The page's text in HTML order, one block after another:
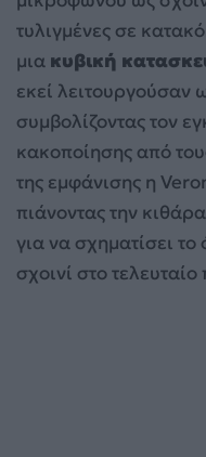
τυλιγμένες σε
μια κυβική
εκεί
συμβολίζοντας τον
κακοποίησης από
της εμφάνισης η
πιάνοντας την
για να σχηματίσει
σχοινί στο